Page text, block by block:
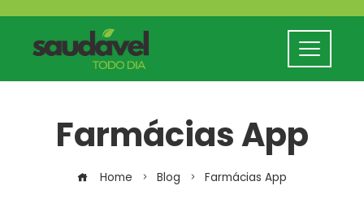
Farmácias App
Home Blog Farmácias App